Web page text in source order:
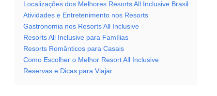
Localizações dos Melhores Resorts All Inclusive Brasil
Atividades e Entretenimento nos Resorts
Gastronomia nos Resorts All Inclusive
Resorts All Inclusive para Famílias
Resorts Românticos para Casais
Como Escolher o Melhor Resort All Inclusive
Reservas e Dicas para Viajar